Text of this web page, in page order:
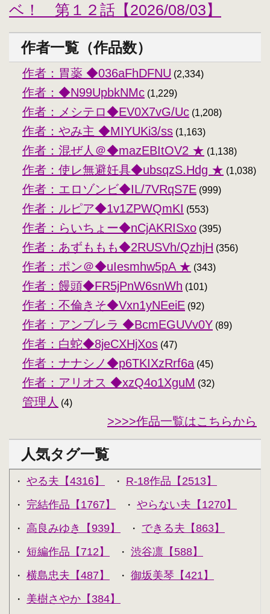
ベ！ 第１２話【2026/08/03】
作者一覧（作品数）
作者：胃薬 ◆036aFhDFNU (2,334)
作者：◆N99UpbkNMc (1,229)
作者：メシテロ◆EV0X7vG/Uc (1,208)
作者：やみ主 ◆MIYUKi3/ss (1,163)
作者：混ぜ人＠◆mazEBItOV2 ★ (1,138)
作者：使レ無避妊具◆ubsqzS.Hdg ★ (1,038)
作者：エロゾンビ◆IL/7VRqS7E (999)
作者：ルピア◆1v1ZPWQmKI (553)
作者：らいちょー◆nCjAKRISxo (395)
作者：あずももも◆2RUSVh/QzhjH (356)
作者：ポン＠◆uIesmhw5pA ★ (343)
作者：饅頭◆FR5jPnW6snWh (101)
作者：不倫きそ◆Vxn1yNEeiE (92)
作者：アンブレラ ◆BcmEGUVv0Y (89)
作者：白蛇◆8jeCXHjXos (47)
作者：ナナシノ◆p6TKIXzRrf6a (45)
作者：アリオス ◆xzQ4o1XguM (32)
管理人 (4)
>>>>作品一覧はこちらから
人気タグ一覧
・ やる夫【4316】 ・ R-18作品【2513】
・ 完結作品【1767】 ・ やらない夫【1270】
・ 高良みゆき【939】 ・ できる夫【863】
・ 短編作品【712】 ・ 渋谷凛【588】
・ 横島忠夫【487】 ・ 御坂美琴【421】
・ 美樹さやか【384】